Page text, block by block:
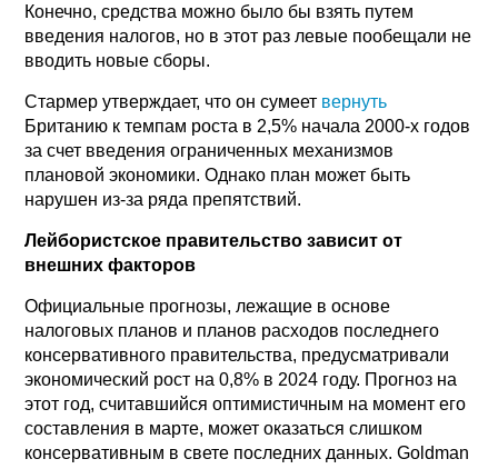
Конечно, средства можно было бы взять путем
введения налогов, но в этот раз левые пообещали не
вводить новые сборы.
Стармер утверждает, что он сумеет вернуть
Британию к темпам роста в 2,5% начала 2000-х годов
за счет введения ограниченных механизмов
плановой экономики. Однако план может быть
нарушен из-за ряда препятствий.
Лейбористское правительство зависит от
внешних факторов
Официальные прогнозы, лежащие в основе
налоговых планов и планов расходов последнего
консервативного правительства, предусматривали
экономический рост на 0,8% в 2024 году. Прогноз на
этот год, считавшийся оптимистичным на момент его
составления в марте, может оказаться слишком
консервативным в свете последних данных. Goldman